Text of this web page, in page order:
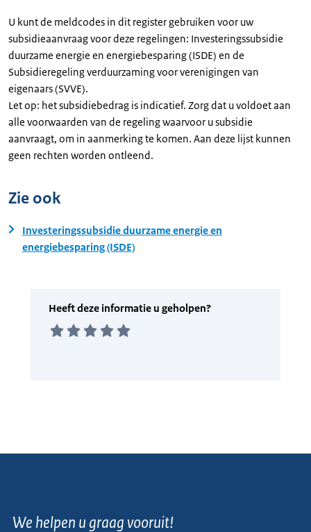
U kunt de meldcodes in dit register gebruiken voor uw
subsidieaanvraag voor deze regelingen: Investeringssubsidie
duurzame energie en energiebesparing (ISDE) en de
Subsidieregeling verduurzaming voor verenigingen van
eigenaars (SVVE).
Let op: het subsidiebedrag is indicatief. Zorg dat u voldoet aan
alle voorwaarden van de regeling waarvoor u subsidie
aanvraagt, om in aanmerking te komen. Aan deze lijst kunnen
geen rechten worden ontleend.
Zie ook
Investeringssubsidie duurzame energie en
energiebesparing (ISDE)
We helpen u graag vooruit!